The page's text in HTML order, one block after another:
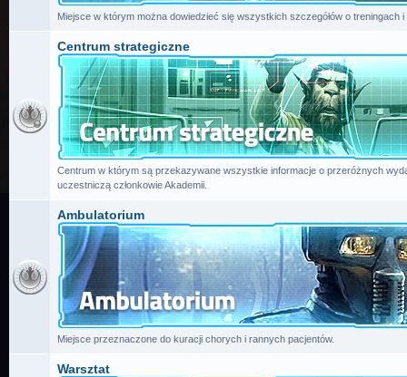
Miejsce w którym można dowiedzieć się wszystkich szczegółów o treningach
Centrum strategiczne
Centrum w którym są przekazywane wszystkie informacje o przeróżnych
uczestniczą członkowie Akademii.
Ambulatorium
Miejsce przeznaczone do kuracji chorych i rannych pacjentów.
Warsztat